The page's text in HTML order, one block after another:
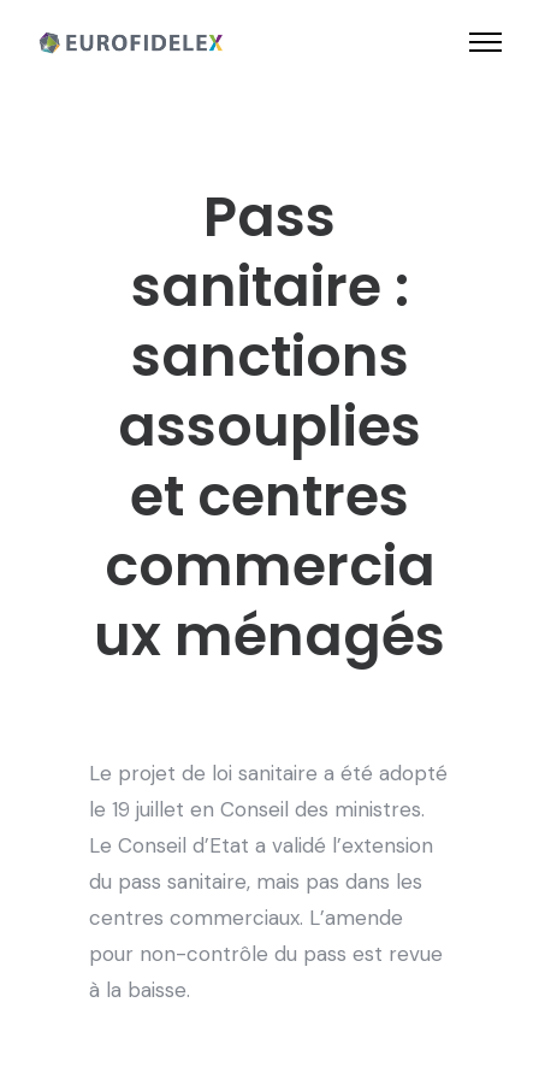
Pass
sanitaire :
sanctions
assouplies
et centres
commercia
ux ménagés
Le projet de loi sanitaire a été adopté
le 19 juillet en Conseil des ministres.
Le Conseil d’Etat a validé l’extension
du pass sanitaire, mais pas dans les
centres commerciaux. L’amende
pour non-contrôle du pass est revue
à la baisse.